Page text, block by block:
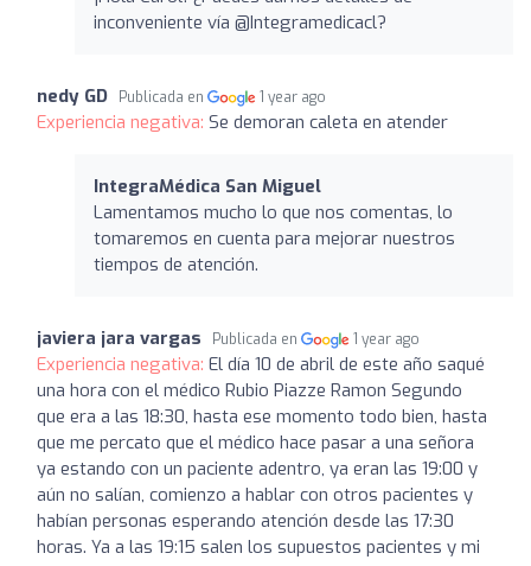
inconveniente vía @Integramedicacl?
nedy GD Publicada en 1 year ago
Experiencia negativa: Se demoran caleta en atender
IntegraMédica San Miguel
Lamentamos mucho lo que nos comentas, lo
tomaremos en cuenta para mejorar nuestros
tiempos de atención.
javiera jara vargas Publicada en 1 year ago
Experiencia negativa: El día 10 de abril de este año saqué
una hora con el médico Rubio Piazze Ramon Segundo
que era a las 18:30, hasta ese momento todo bien, hasta
que me percato que el médico hace pasar a una señora
ya estando con un paciente adentro, ya eran las 19:00 y
aún no salían, comienzo a hablar con otros pacientes y
habían personas esperando atención desde las 17:30
horas. Ya a las 19:15 salen los supuestos pacientes y mi